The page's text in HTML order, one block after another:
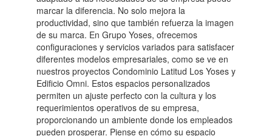
marcar la diferencia. No solo mejora la
productividad, sino que también refuerza la imagen
de su marca. En Grupo Yoses, ofrecemos
configuraciones y servicios variados para satisfacer
diferentes modelos empresariales, como se ve en
nuestros proyectos Condominio Latitud Los Yoses y
Edificio Omni. Estos espacios personalizados
permiten un ajuste perfecto con la cultura y los
requerimientos operativos de su empresa,
proporcionando un ambiente donde los empleados
pueden prosperar. Piense en cómo su espacio